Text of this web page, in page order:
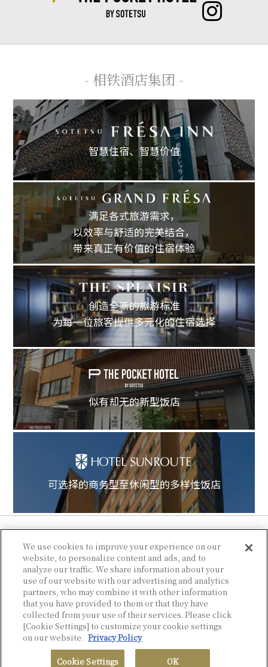
- 相铁酒店集团 -
智慧住宿、智慧价值
满足各式旅游需求，
以效率与舒适的完美结合，
带来真正有价值的住宿体验
创造全新的旅游标准
为每一位旅客提供多元化的住宿选择
似有却无的新型饭店
可选择的商务型至休闲型的多样性饭店
© Sotetsu Hotel Management CO., LTD.
We use cookies to improve your experience on our
website, to personalize content and ads, and to
analyze our traffic. We share information about your
use of our website with our advertising and analytics
partners, who may combine it with other information
that you have provided to them or that they have
collected from your use of their services. Please click
[Cookie Settings] to customize your cookie settings
on our website. Privacy Policy
Cookie Settings OK